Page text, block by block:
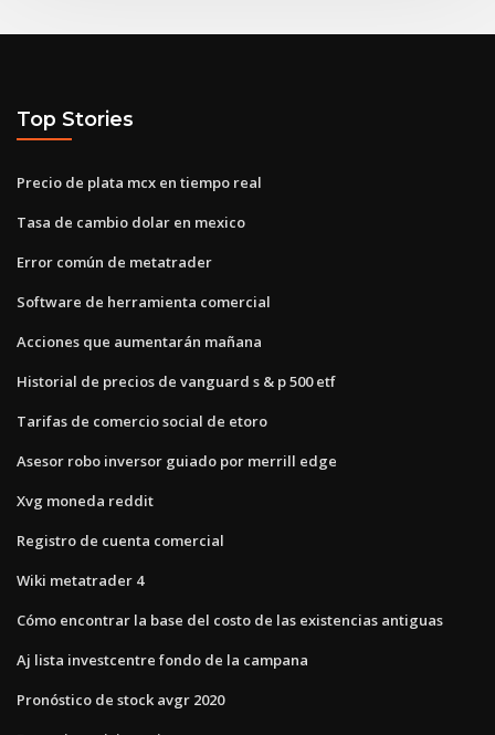
Top Stories
Precio de plata mcx en tiempo real
Tasa de cambio dolar en mexico
Error común de metatrader
Software de herramienta comercial
Acciones que aumentarán mañana
Historial de precios de vanguard s & p 500 etf
Tarifas de comercio social de etoro
Asesor robo inversor guiado por merrill edge
Xvg moneda reddit
Registro de cuenta comercial
Wiki metatrader 4
Cómo encontrar la base del costo de las existencias antiguas
Aj lista investcentre fondo de la campana
Pronóstico de stock avgr 2020